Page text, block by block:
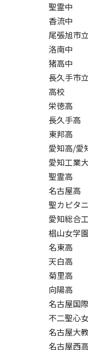
聖霊中
香流中
尾張旭市
洛南中
猪高中
長久手市
高校
栄徳高
長久手高
東邦高
愛知高/愛
愛知工業
聖霊高
名古屋高
聖カピタ
愛知総合
椙山女学
名東高
天白高
菊里高
向陽高
名古屋国
不二聖心
名古屋大
名古屋西高